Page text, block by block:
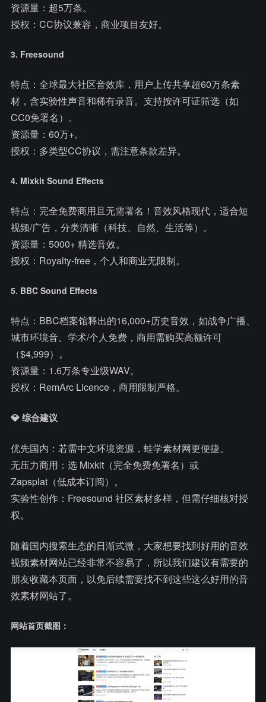
资源量：超5万条。
授权：CC协议兼容，商业项目友好。
3. Freesound
特点：全球最大社区音效库，用户上传共享超60万条素
材，含实验性声音和稀有录音。支持按许可证筛选（如
CC0免署名）。
资源量：60万+。
授权：多类型CC协议，需注意条款差异。
4. Mixkit Sound Effects
特点：完全免费商用且无需署名！音效风格现代，适合短
视频/广告，分类清晰（科技、自然、生活等）。
资源量：5000+ 精选音效。
授权：Royalty-free，个人和商业无限制。
5. BBC Sound Effects
特点：BBC档案馆释出的16,000+历史音效，如战争广播、
城市环境音。学术/个人免费，商用需购买高额许可
（$4,999）。
资源量：1.6万条专业级WAV。
授权：RemArc Licence，商用限制严格。
💎 综合建议
优先国内：若需中文环境资源，蛙学素材网更便捷。
无压力商用：选 Mixkit（完全免费免署名）或
Zapsplat（低成本订阅）。
实验性创作：Freesound 社区素材多样，但需仔细核对授
权。
随着国内搜索生态的日渐式微，大家想要找到好用的音效
视频素材网站已经非常不容易了，所以我们建议有需要的
朋友收藏本页面，以免后续需要找不到这些这么好用的音
效素材网站了。
网站首页截图：